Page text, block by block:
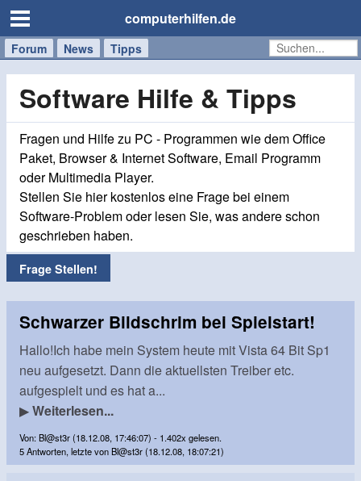
computerhilfen.de
Forum News Tipps
Handy
Windows
Mac
Software Hilfe & Tipps
Fragen und Hilfe zu PC - Programmen wie dem Office
Paket, Browser & Internet Software, Email Programm
oder Multimedia Player.
Stellen Sie hier kostenlos eine Frage bei einem
Software-Problem oder lesen Sie, was andere schon
geschrieben haben.
Frage Stellen!
Schwarzer Bildschrim bei Spielstart!
Hallo!Ich habe mein System heute mit Vista 64 Bit Sp1
neu aufgesetzt. Dann die aktuellsten Treiber etc.
aufgespielt und es hat a...
▶Weiterlesen...
Von: Bl@st3r (18.12.08, 17:46:07) - 1.402x gelesen.
5 Antworten, letzte von Bl@st3r (18.12.08, 18:07:21)